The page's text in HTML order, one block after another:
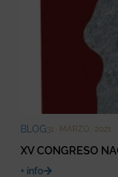
BLOG 31 · MARZO · 2021
XV CONGRESO
+ info